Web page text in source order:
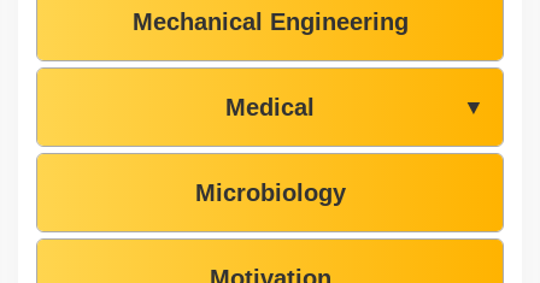
Mechanical Engineering
Medical ▼
Microbiology